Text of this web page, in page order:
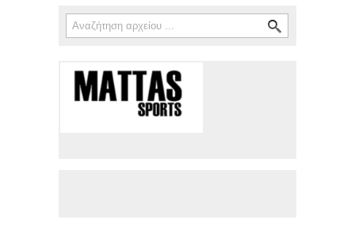
Φόρμα αναζήτησης
Αναζήτηση